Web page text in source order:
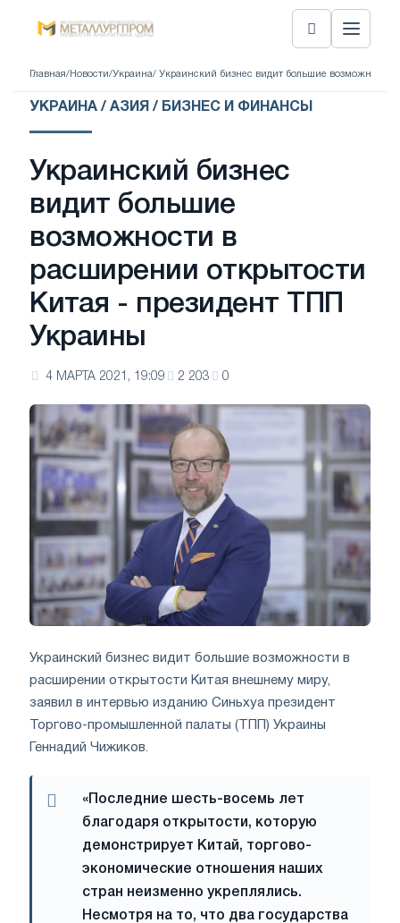
Главная/ Новости/Украина/ Украинский бизнес видит большие возможности
УКРАИНА / АЗИЯ / БИЗНЕС И ФИНАНСЫ
Украинский бизнес
видит большие
возможности в
расширении открытости
Китая - президент ТПП
Украины
4 МАРТА 2021, 19:09 2 203 0
Украинский бизнес видит большие возможности в
расширении открытости Китая внешнему миру,
заявил в интервью изданию Синьхуа президент
Торгово-промышленной палаты (ТПП) Украины
Геннадий Чижиков.
«Последние шесть-восемь лет
благодаря открытости, которую
демонстрирует Китай, торгово-
экономические отношения наших
стран неизменно укреплялись.
Несмотря на то, что два государства